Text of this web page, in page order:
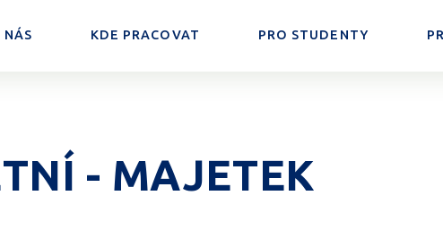
NÁS KDE PRACOVAT PRO STUDENTY
- MAJETEK